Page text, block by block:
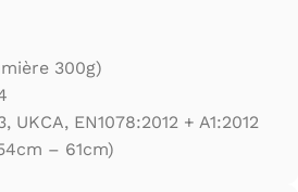
300g)
UKCA, EN1078:2012 + A1:2012
– 61cm)